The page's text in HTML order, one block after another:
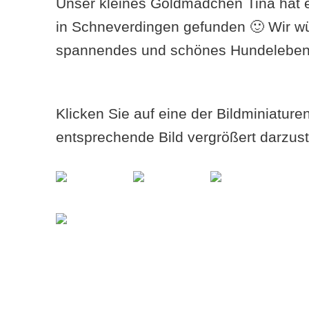
in Schneverdingen gefunden 🙂 Wir
spannendes und schönes
Klicken Sie auf eine der
entsprechende Bild vergrößert